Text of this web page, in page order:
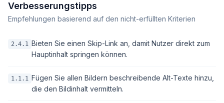
Verbesserungstipps
Empfehlungen basierend auf den nicht-erfüllten Kriterien
2.4.1 Bieten Sie einen Skip-Link an, damit Nutzer direkt zum
Hauptinhalt springen können.
1.1.1 Fügen Sie allen Bildern beschreibende Alt-Texte hinzu,
die den Bildinhalt vermitteln.